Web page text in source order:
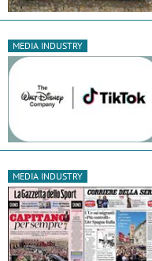
MEDIA INDUSTRY
MEDIA INDUSTRY